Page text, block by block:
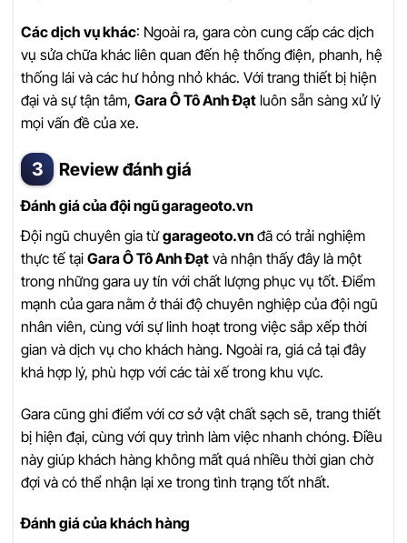
Các dịch vụ khác: Ngoài ra, gara còn cung cấp các dịch
vụ sửa chữa khác liên quan đến hệ thống điện, phanh, hệ
thống lái và các hư hỏng nhỏ khác. Với trang thiết bị hiện
đại và sự tận tâm, Gara Ô Tô Anh Đạt luôn sẵn sàng xử lý
mọi vấn đề của xe.
Review đánh giá
Đánh giá của đội ngũ garageoto.vn
Đội ngũ chuyên gia từgarageoto.vn đã có trải nghiệm
thực tế tại Gara Ô Tô Anh Đạt và nhận thấy đây là một
trong những gara uy tín với chất lượng phục vụ tốt. Điểm
mạnh của gara nằm ở thái độ chuyên nghiệp của đội ngũ
nhân viên, cùng với sự linh hoạt trong việc sắp xếp thời
gian và dịch vụ cho khách hàng. Ngoài ra, giá cả tại đây
khá hợp lý, phù hợp với các tài xế trong khu vực.
Gara cũng ghi điểm với cơ sở vật chất sạch sẽ, trang thiết
bị hiện đại, cùng với quy trình làm việc nhanh chóng. Điều
này giúp khách hàng không mất quá nhiều thời gian chờ
đợi và có thể nhận lại xe trong tình trạng tốt nhất.
Đánh giá của khách hàng